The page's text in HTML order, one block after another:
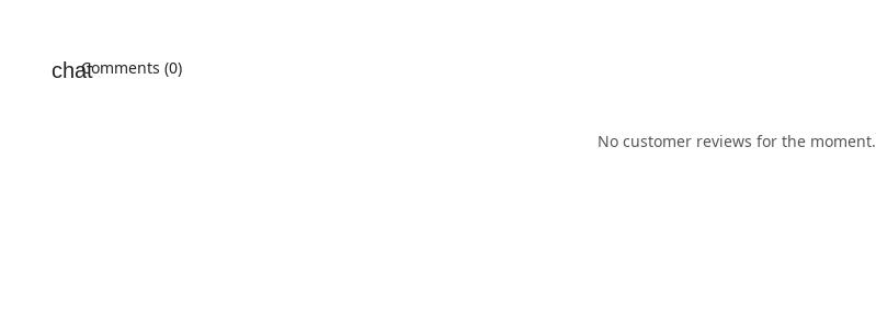
Comments (0)
No customer reviews for the moment.